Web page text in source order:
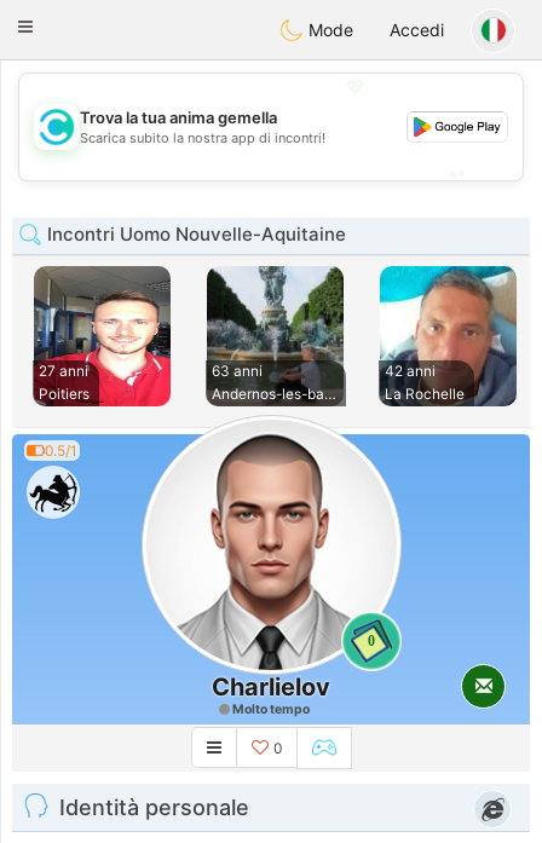
olombiaCitas
Toggle
Mode Accedi
💖
💕
Trova la tua anima gemella
Scarica subito la nostra app di incontri!
Incontri Uomo Nouvelle-Aquitaine
27 anni
Poitiers
63 anni
Andernos-les-bains
42 anni
La Rochelle
0.5/1
0
Charlielov
Molto tempo
0
Identità personale